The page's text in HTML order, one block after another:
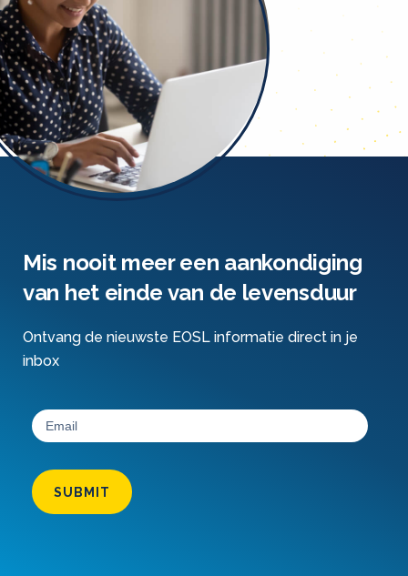
Mis nooit meer een aankondiging
van het einde van de levensduur
Ontvang de nieuwste EOSL informatie direct in je
inbox
SUBMIT